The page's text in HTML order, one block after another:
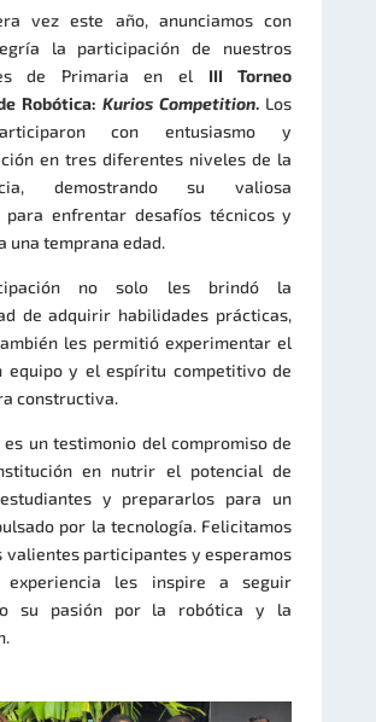
vez este año, anunciamos con
la participación de nuestros
de Primaria en el III Torneo
Robótica:Kurios Competition. ​​L​os
con entusiasmo y
en ​tres diferentes niveles de la
demostrando su valiosa
para enfrentar desafíos técnicos y
una temprana edad.
no solo les brindó la
de adquirir habilidades prácticas,
les permitió experimentar el
equipo y el espíritu competitivo de
constructiva.
es un testimonio del compromiso de
en nutrir el potencial de
y prepararlos para un
por la tecnología. Felicitamos
valientes participantes y esperamos
experiencia les inspire a seguir
su pasión por la robótica y la